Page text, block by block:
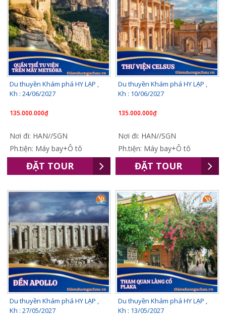
Du thuyền Khám phá HY LẠP ,
Kh : 24/06/2027
135.000.000₫
Nơi đi: HAN//SGN
Ph.tiện: Máy bay+Ô tô
ĐẶT TOUR
Du thuyền Khám phá HY LẠP ,
Kh : 10/06/2027
135.000.000₫
Nơi đi: HAN//SGN
Ph.tiện: Máy bay+Ô tô
ĐẶT TOUR
Du thuyền Khám phá HY LẠP ,
Kh : 27/05/2027
Du thuyền Khám phá HY LẠP ,
Kh : 13/05/2027